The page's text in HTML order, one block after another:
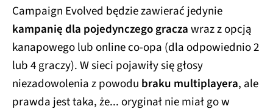
Campaign Evolved będzie zawierać jedynie
kampanię dla pojedynczego graczawraz z opcją
kanapowego lub online co-opa (dla odpowiednio 2
lub 4 graczy). W sieci pojawiły się głosy
niezadowolenia z powodu braku multiplayera, ale
prawda jest taka, że... oryginał nie miał go w